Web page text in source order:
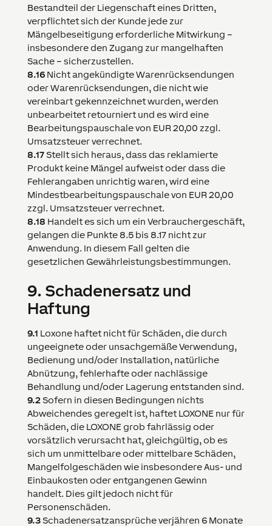
Bestandteil der Liegenschaft eines Dritten,
verpflichtet sich der Kunde jede zur
Mängelbeseitigung erforderliche Mitwirkung –
insbesondere den Zugang zur mangelhaften
Sache – sicherzustellen.
8.16 Nicht angekündigte Warenrücksendungen
oder Warenrücksendungen, die nicht wie
vereinbart gekennzeichnet wurden, werden
unbearbeitet retourniert und es wird eine
Bearbeitungspauschale von EUR 20,00 zzgl.
Umsatzsteuer verrechnet.
8.17 Stellt sich heraus, dass das reklamierte
Produkt keine Mängel aufweist oder dass die
Fehlerangaben unrichtig waren, wird eine
Mindestbearbeitungspauschale von EUR 20,00
zzgl. Umsatzsteuer verrechnet.
8.18 Handelt es sich um ein Verbrauchergeschäft,
gelangen die Punkte 8.5 bis 8.17 nicht zur
Anwendung. In diesem Fall gelten die
gesetzlichen Gewährleistungsbestimmungen.
9. Schadenersatz und
Haftung
9.1 Loxonehaftet nicht für Schäden, die durch
ungeeignete oder unsachgemäße Verwendung,
Bedienung und/oder Installation, natürliche
Abnützung, fehlerhafte oder nachlässige
Behandlung und/oder Lagerung entstanden sind.
9.2Sofern in diesen Bedingungen nichts
Abweichendes geregelt ist, haftet LOXONE nur für
Schäden, die LOXONE grob fahrlässig oder
vorsätzlich verursacht hat, gleichgültig, ob es
sich um unmittelbare oder mittelbare Schäden,
Mangelfolgeschäden wie insbesondere Aus- und
Einbaukosten oder entgangenen Gewinn
handelt. Dies gilt jedoch nicht für
Personenschäden.
9.3Schadenersatzansprüche verjähren 6 Monate